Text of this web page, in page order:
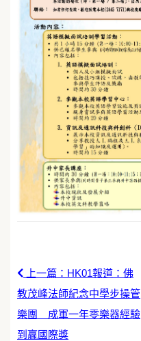
上一篇：HK01報道：佛
教茂峰法師紀念中學步操管
樂團 成軍一年零樂器經驗
到贏國際獎